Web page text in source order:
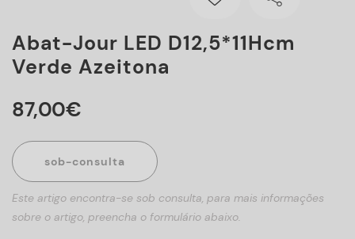
Abat-Jour LED D12,5*11Hcm
Verde Azeitona
87,00€
sob-consulta
Este artigo encontra-se sob consulta, para mais informações
sobre o artigo, preencha o formulário abaixo.